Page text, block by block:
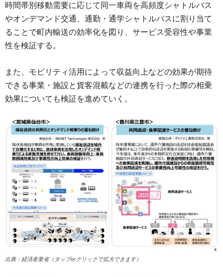
時間帯別移動需要に応じて同一車両を高頻度シャトルバス
やオンデマンド交通、通勤・通学シャトルバスに割り当て
ることで町内輸送の効率化を図り、サービス受容性や事業
性を検証する。
また、モビリティ活用によって収益向上などの効果が期待
できる事業・施設と貨客混載などの連携を行った際の相乗
効果についても検証を進めていく。
出典：経済産業省（タップorクリックで拡大できます）